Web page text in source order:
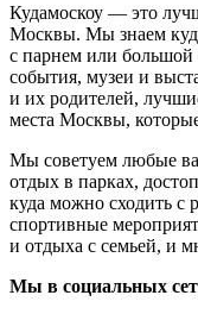
Кудамоскоу — это
Москвы. Мы знаем
с парнем или
события, музеи и
и их родителей,
места Москвы,
Мы советуем любые
отдых в парках,
куда можно сходить с
спортивные
и отдыха с семьей, и
Мы в социальных